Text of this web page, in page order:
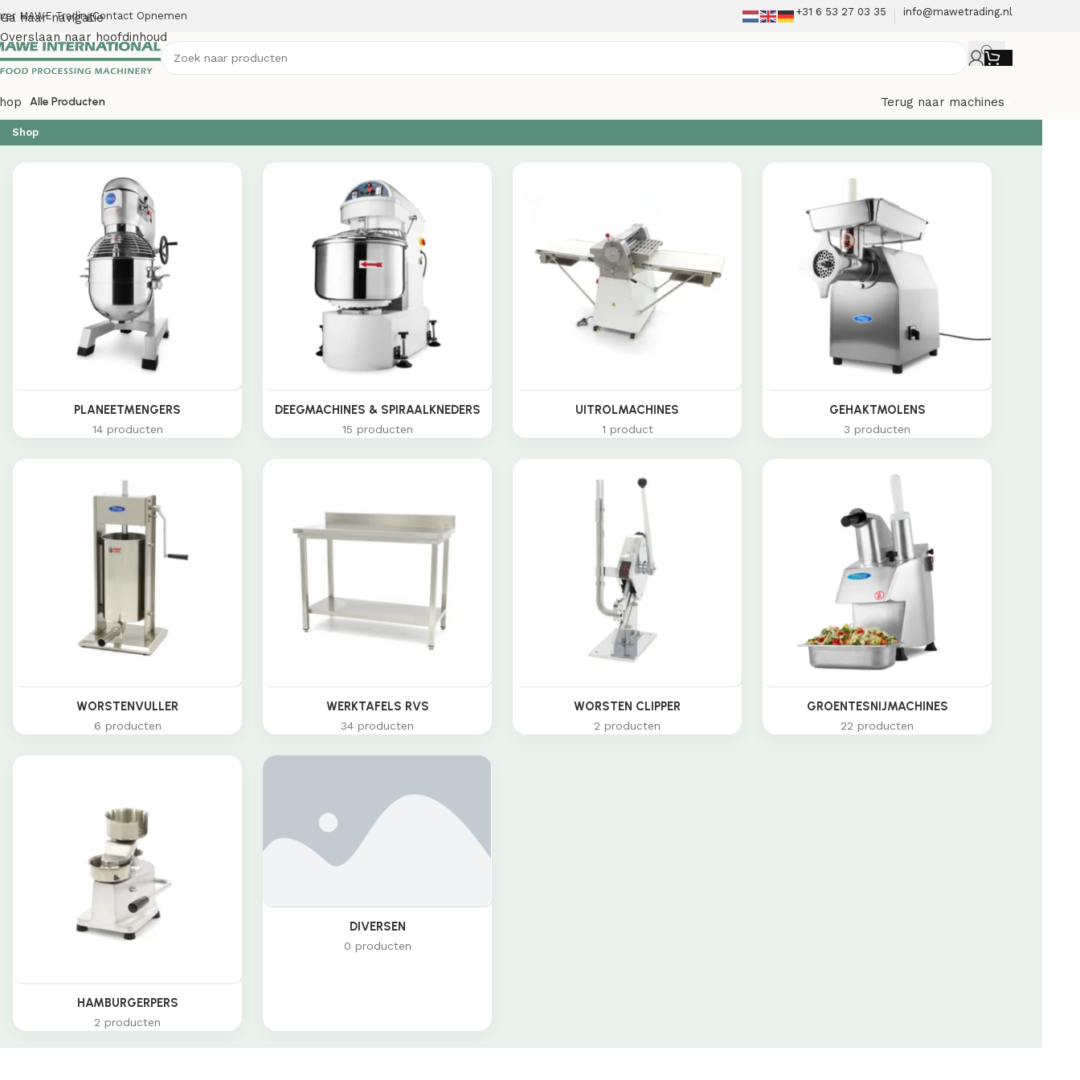
Ga naar navigatie
Overslaan naar hoofdinhoud
MAWE TradingContact Opnemen +31 6 53 27 03 35 info@mawetrading.nl
Alle Producten Terug naar machines
Shop
PLANEETMENGERS
14 producten
DEEGMACHINES & SPIRAALKNEDERS
15 producten
UITROLMACHINES
1 product
GEHAKTMOLENS
3 producten
WORSTENVULLER
6 producten
WERKTAFELS RVS
34 producten
WORSTEN CLIPPER
2 producten
GROENTESNIJMACHINES
22 producten
HAMBURGERPERS
2 producten
DIVERSEN
0 producten